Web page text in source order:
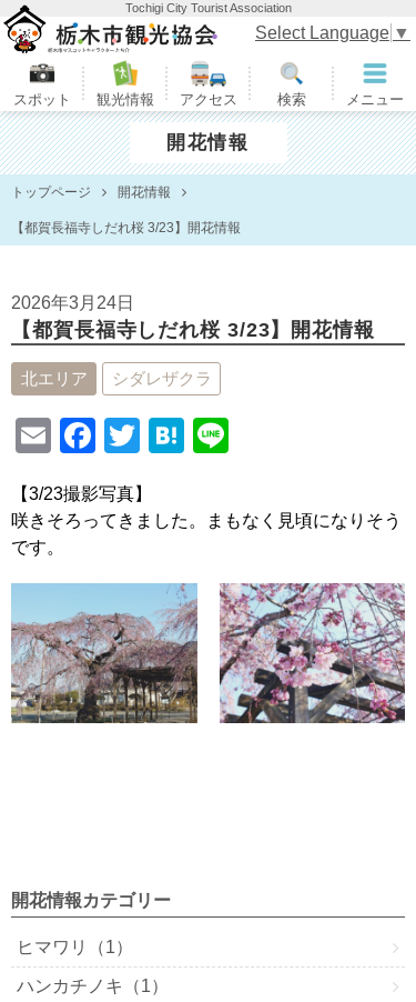
Tochigi City Tourist Association
栃木市観光協会
スポット 観光情報 アクセス 検索 メニュー
Select Language ▼
開花情報
トップページ 開花情報
【都賀長福寺しだれ桜 3/23】開花情報
2026年3月24日
【都賀長福寺しだれ桜 3/23】開花情報
北エリア シダレザクラ
E
ail
F
c
e
b
o
o
k
T
tt
er
H
n
a
e
【3/23撮影写真】
咲きそろってきました。まもなく見頃になりそう
です。
開花情報カテゴリー
ヒマワリ（1）
ハンカチノキ（1）